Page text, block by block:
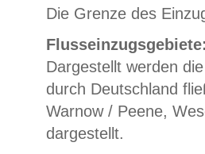
Die Grenze des
Dargestellt werden
durch Deutschland
Warnow / Peene,
dargestellt.